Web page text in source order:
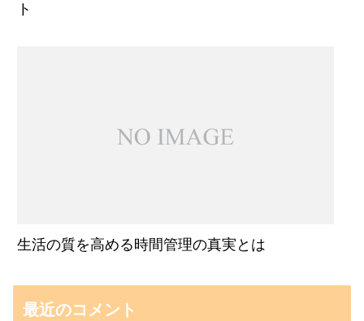
ト
生活の質を高める時間管理の真実とは
最近のコメント